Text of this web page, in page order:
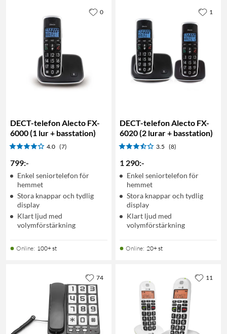
DECT-telefon Alecto FX-
6000 (1 lur + basstation)
4.0 (7)
799:-
Enkel seniortelefon för
hemmet
Stora knappar och tydlig
display
Klart ljud med
volymförstärkning
Online: 100+ st
0
DECT-telefon Alecto FX-
6020 (2 lurar + basstation)
3.5 (8)
1 290:-
Enkel seniortelefon för
hemmet
Stora knappar och tydlig
display
Klart ljud med
volymförstärkning
Online: 20+ st
1
74 11